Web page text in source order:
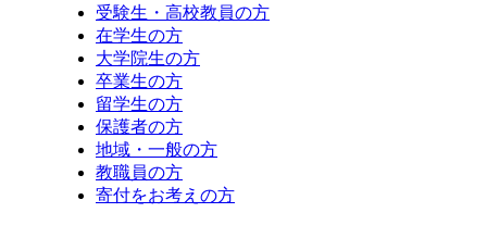
受験生・高校教員の方
在学生の方
大学院生の方
卒業生の方
留学生の方
保護者の方
地域・一般の方
教職員の方
寄付をお考えの方